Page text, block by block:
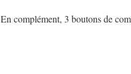
En complément, 3 boutons de